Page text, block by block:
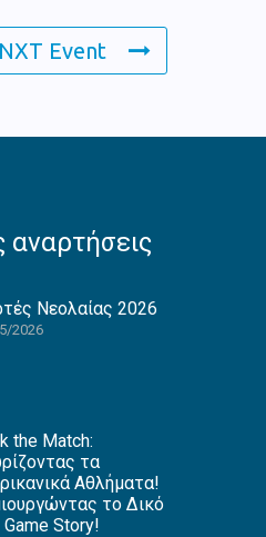
NXT Event
αναρτήσεις
Νεολαίας 2026
2026
the Match:
τα
Αθλήματα!
το Δικό
Story!